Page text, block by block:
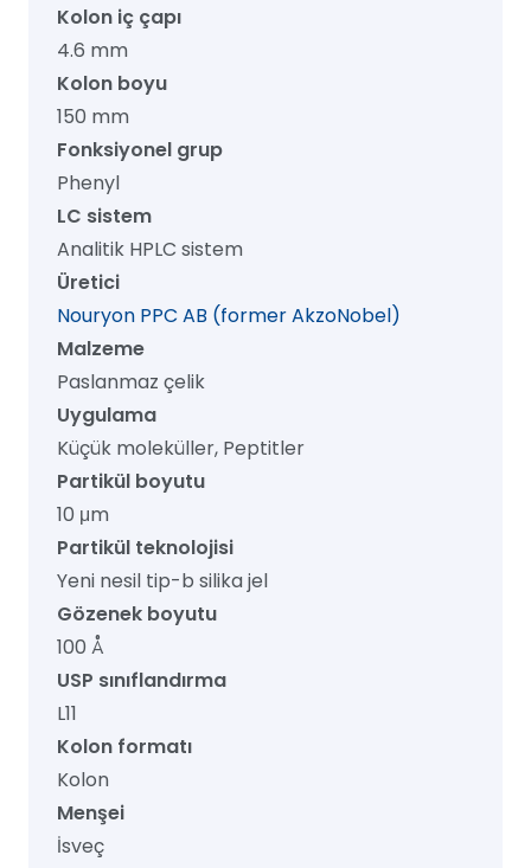
µm,
mm
mm,
1/pk
adet
Kolon iç çapı
4.6 mm
Kolon boyu
150 mm
Fonksiyonel grup
Phenyl
LC sistem
Analitik HPLC sistem
Üretici
Nouryon PPC AB (former AkzoNobel)
Malzeme
Paslanmaz çelik
Uygulama
Küçük moleküller, Peptitler
Partikül boyutu
10 μm
Partikül teknolojisi
Yeni nesil tip-b silika jel
Gözenek boyutu
100 Å
USP sınıflandırma
L11
Kolon formatı
Kolon
Menşei
İsveç